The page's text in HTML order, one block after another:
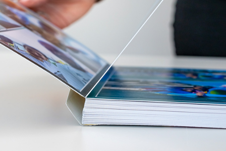
Ваш регион доставки
Выберите из списка: